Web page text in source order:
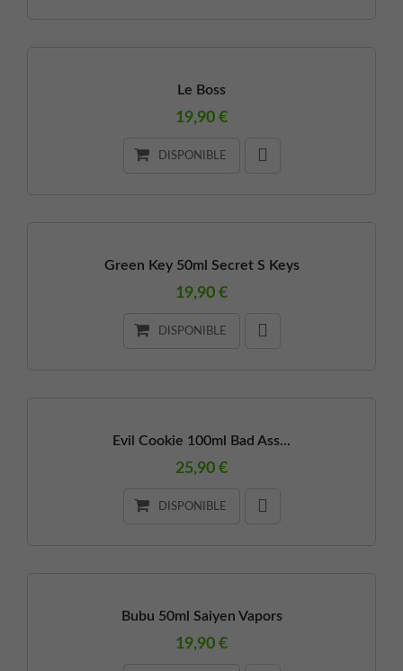
Le Boss
19,90 €
DISPONIBLE
Green Key 50ml Secret S Keys
19,90 €
DISPONIBLE
Evil Cookie 100ml Bad Ass...
25,90 €
DISPONIBLE
Bubu 50ml Saiyen Vapors
19,90 €